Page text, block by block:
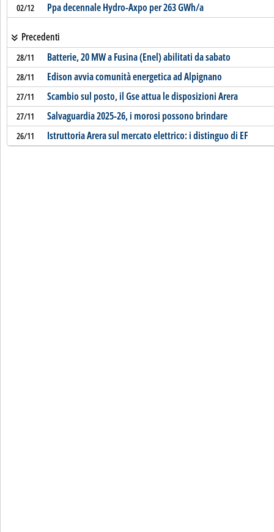
02/12 Ppa decennale Hydro-Axpo per 263 GWh/a
Precedenti
28/11 Batterie, 20 MW a Fusina (Enel) abilitati da sabato
28/11 Edison avvia comunità energetica ad Alpignano
27/11 Scambio sul posto, il Gse attua le disposizioni Arera
27/11 Salvaguardia 2025-26, i morosi possono brindare
26/11 Istruttoria Arera sul mercato elettrico: i distinguo di EF